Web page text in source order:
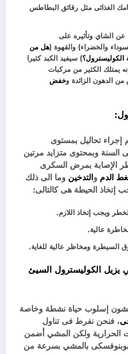
الغذائى مثل رقائق البطاطس
الشاي وتأثيره على
والخضراء) والقهوة (هل من
) سيفيد الكبد كثيرا
يمتلك الكثير من مركبات
الدهون الزائدة وخفض
إجراء تحاليل بمستوى
السنة وبمحتوى متزايد مرتين
الإصابة بمرض السكرى
الدم والتدخين وما الى ذلك
إتخاذ الحيطة هى كالتالى:
يزيل الكوليسترول السيئ
إسلوب حياة نشطة وخاصة
، فنحن نفرط فى تناول
الحرارية ولكن المشي أضمن
بوبنوفسكى بالمشي بسرعة من